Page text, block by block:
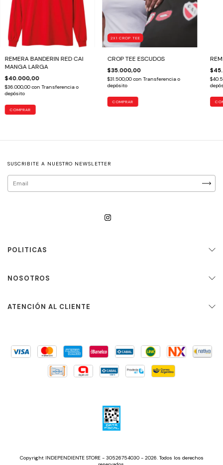
REMERA BANDERIN RED CAI
MANGA LARGA
$40.000,00
$36.000,00con Transferencia o
depósito
COMPRAR
2X1 CROP TEE
CROP TEE ESCUDOS
$35.000,00
$31.500,00con Transferencia o
depósito
COMPRAR
SUSCRIBITE A NUESTRO NEWSLETTER
POLITICAS
NOSOTROS
ATENCIÓN AL CLIENTE
Copyright INDEPENDIENTE STORE - 30526754030 - 2026. Todos los derechos